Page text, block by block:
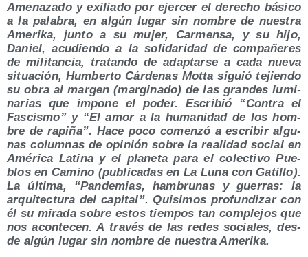
Ame­na­za­do y exi­lia­do por ejer­cer el dere­cho bási­co
a la pala­bra, en algún lugar sin nom­bre de nues­tra
Ame­ri­ka, jun­to a su mujer, Car­men­sa, y su hijo,
Daniel, acu­dien­do a la soli­da­ri­dad de com­pa­ñe­res
de mili­tan­cia, tra­tan­do de adap­tar­se a cada nue­va
situa­ción, Hum­ber­to Cár­de­nas Mot­ta siguió tejien­do
su obra al mar­gen (mar­gi­na­do) de las gran­des lumi­
na­rias que impo­ne el poder. Escri­bió “Con­tra el
Fas­cis­mo” y “El amor a la huma­ni­dad de los hom­
bre de rapi­ña”. Hace poco comen­zó a escri­bir algu­
nas colum­nas de opi­nión sobre la reali­dad social en
Amé­ri­ca Lati­na y el pla­ne­ta para el colec­ti­vo Pue­
blos en Camino (publi­ca­das en La Luna con Gati­llo).
La últi­ma, “Pan­de­mias, ham­bru­nas y gue­rras: la
arqui­tec­tu­ra del capi­tal”. Qui­si­mos pro­fun­di­zar con
él su mira­da sobre estos tiem­pos tan com­ple­jos que
nos acon­te­cen. A tra­vés de las redes socia­les, des­
de algún lugar sin nom­bre de nues­tra Amerika.